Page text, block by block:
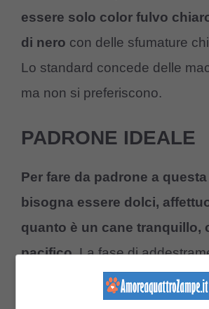
essere solo color fulvo
di nero con delle sfumature
Lo standard concede delle
ma non si preferiscono.
PADRONE IDEALE
Per fare da padrone a
bisogna essere dolci,
quanto è un cane tranquillo,
pacifico.La fase di
essere fatta con metodi non
severi e violenti poiché l’istinto